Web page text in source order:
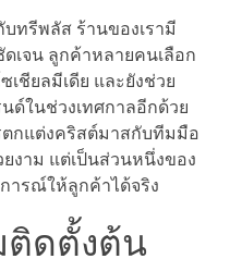
ทรีพลัส ร้านของเรามี
เจน ลูกค้าหลายคนเลือก
เชียลมีเดีย และยังช่วย
ด์ในช่วงเทศกาลอีกด้วย
กแต่งคริสต์มาสกับทีมมือ
งาม แต่เป็นส่วนหนึ่งของ
ารณ์ให้ลูกค้าได้จริง
ดตั้งต้น